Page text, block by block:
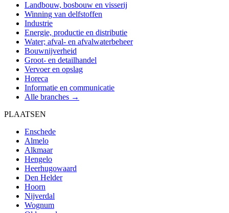
Landbouw, bosbouw en visserij
Winning van delfstoffen
Industrie
Energie, productie en distributie
Water; afval- en afvalwaterbeheer
Bouwnijverheid
Groot- en detailhandel
Vervoer en opslag
Horeca
Informatie en communicatie
Alle branches →
PLAATSEN
Enschede
Almelo
Alkmaar
Hengelo
Heerhugowaard
Den Helder
Hoorn
Nijverdal
Wognum